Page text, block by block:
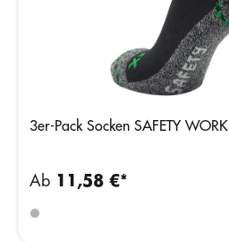
3er-Pack Socken SAFETY WORK
Ab 11,58 €*